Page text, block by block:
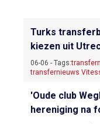
Turks
kiezen uit
06-06 - Tags:
transfernieuws
'Oude club
hereniging na